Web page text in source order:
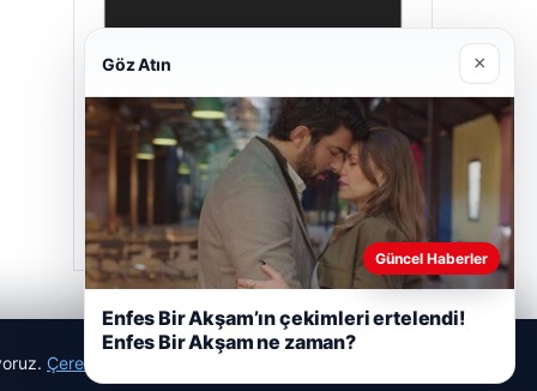
Hastaş Beton
Mayıs 26, 2026
Çerez Politikamız
Göz Atın ×
Güncel Haberler
Enfes Bir Akşam’ın çekimleri ertelendi!
Enfes Bir Akşam ne zaman?